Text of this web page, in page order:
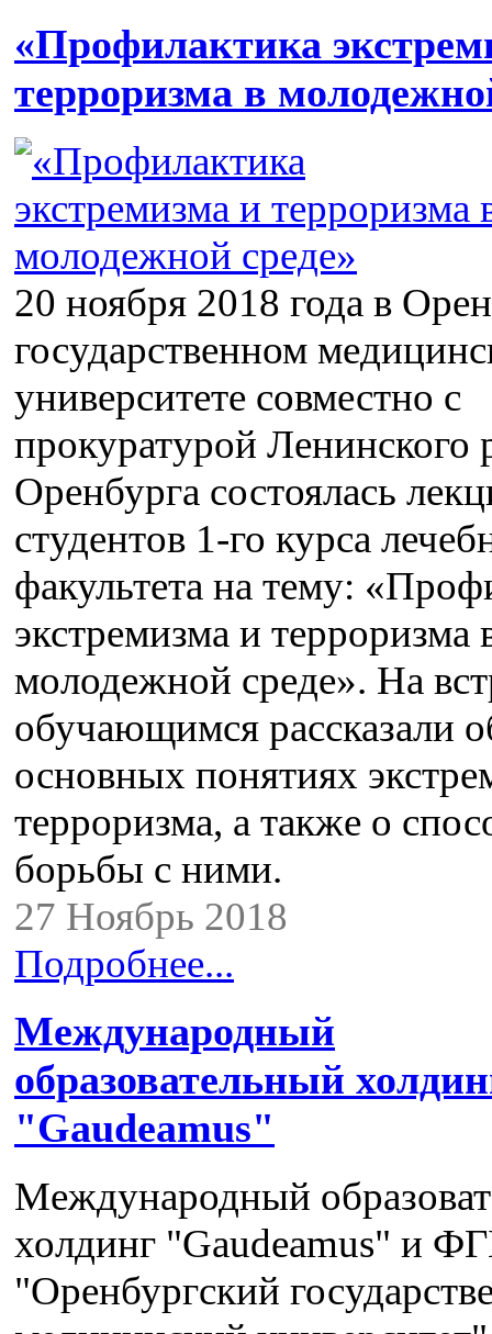
«Профилактика
терроризма в
20 ноября 2018 года в
государственном
университете совместно с
прокуратурой Ленинского
Оренбурга состоялась
студентов 1-го курса
факультета на тему:
экстремизма и терроризма
молодежной среде». На
обучающимся рассказали
основных понятиях
терроризма, а также о
борьбы с ними.
27 Ноябрь 2018
Подробнее...
Международный
образовательный
"Gaudeamus"
Международный
холдинг "Gaudeamus" и
"Оренбургский